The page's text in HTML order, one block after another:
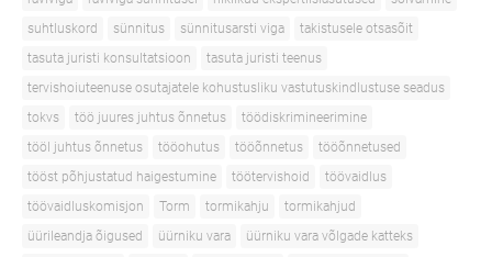
suhtluskord
sünnitus sünnitusarsti viga
takistusele otsasõit
tasuta juristi konsultatsioon
tasuta juristi teenus
tervishoiuteenuse osutajatele kohustusliku vastutuskindlustuse seadus
tokvs
töö juures juhtus õnnetus
töödiskrimineerimine
tööl juhtus õnnetus
tööohutus tööõnnetus
tööõnnetused
tööst põhjustatud haigestumine
töötervishoid
töövaidlus
töövaidluskomisjon
Torm tormikahju
tormikahjud
üürileandja õigused
üürniku vara
üürniku vara võlgade katteks